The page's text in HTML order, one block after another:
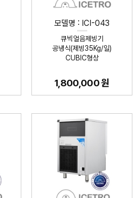
모델명 : ICI-043
큐빅얼음제빙기
공냉식(제빙35Kg/일)
CUBIC형상
1,800,000 원